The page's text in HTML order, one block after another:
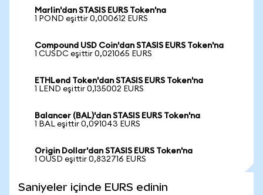
Marlin'dan STASIS EURS Token'na
1 POND eşittir 0,000612 EURS
Compound USD Coin'dan STASIS EURS Token'na
1 CUSDC eşittir 0,021065 EURS
ETHLend Token'dan STASIS EURS Token'na
1 LEND eşittir 0,135002 EURS
Balancer (BAL)'dan STASIS EURS Token'na
1 BAL eşittir 0,091043 EURS
Origin Dollar'dan STASIS EURS Token'na
1 OUSD eşittir 0,832716 EURS
Saniyeler içinde EURS edinin